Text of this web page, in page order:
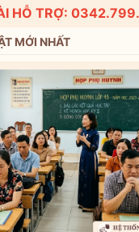
HỖ TRỢ:
MỚI NHẤT